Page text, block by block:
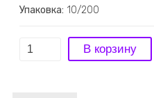
Упаковка: 10/200